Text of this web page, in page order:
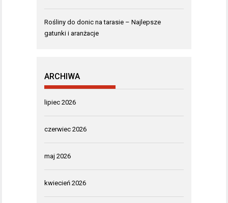
Rośliny do donic na tarasie – Najlepsze
gatunki i aranżacje
ARCHIWA
lipiec 2026
czerwiec 2026
maj 2026
kwiecień 2026